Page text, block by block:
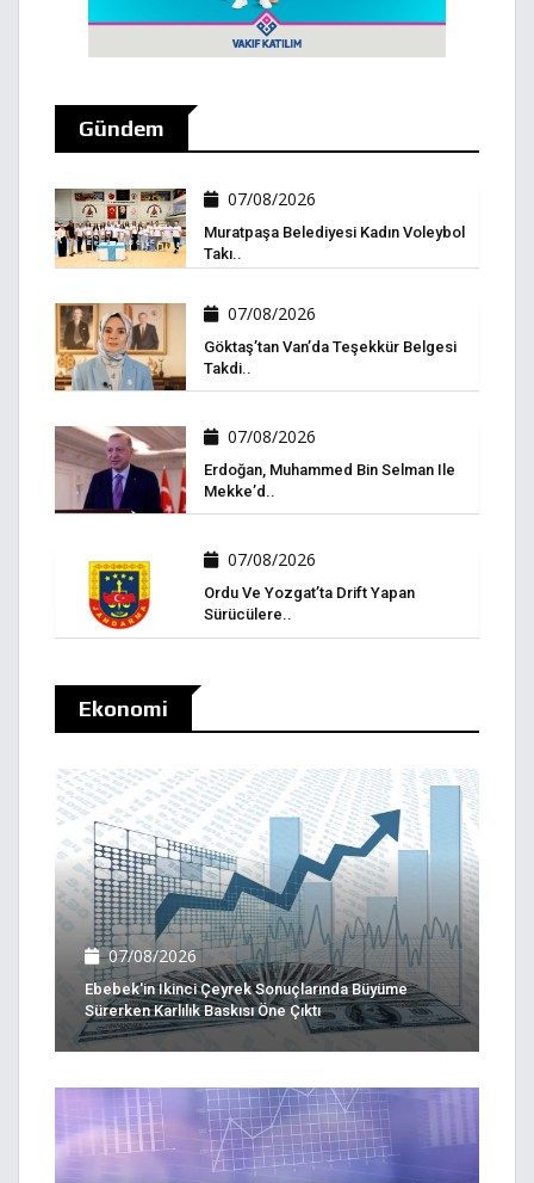
Gündem
07/08/2026
Muratpaşa Belediyesi Kadın Voleybol
Takı..
07/08/2026
Göktaş’tan Van’da Teşekkür Belgesi
Takdi..
07/08/2026
Erdoğan, Muhammed Bin Selman Ile
Mekke’d..
07/08/2026
Ordu Ve Yozgat’ta Drift Yapan
Sürücülere..
Ekonomi
07/08/2026
Ebebek'in Ikinci Çeyrek Sonuçlarında Büyüme
Sürerken Karlılık Baskısı Öne Çıktı